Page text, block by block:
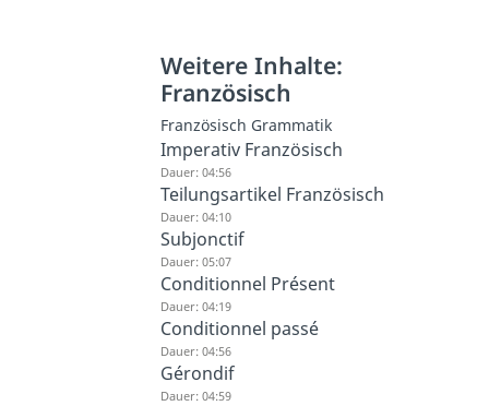
Weitere Inhalte:
Französisch
Französisch Grammatik
Imperativ Französisch
Dauer: 04:56
Teilungsartikel Französisch
Dauer: 04:10
Subjonctif
Dauer: 05:07
Conditionnel Présent
Dauer: 04:19
Conditionnel passé
Dauer: 04:56
Gérondif
Dauer: 04:59